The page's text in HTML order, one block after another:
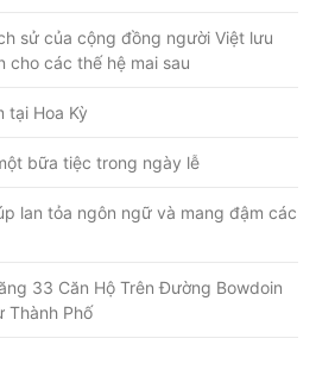
sử của cộng đồng người Việt lưu
cho các thế hệ mai sau
tại Hoa Kỳ
bữa tiệc trong ngày lễ
lan tỏa ngôn ngữ và mang đậm các
33 Căn Hộ Trên Đường Bowdoin
Thành Phố